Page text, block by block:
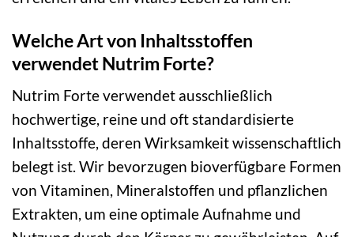
Welche Art von Inhaltsstoffen
verwendet Nutrim Forte?
Nutrim Forte verwendet ausschließlich
hochwertige, reine und oft standardisierte
Inhaltsstoffe, deren Wirksamkeit wissenschaftlich
belegt ist. Wir bevorzugen bioverfügbare Formen
von Vitaminen, Mineralstoffen und pflanzlichen
Extrakten, um eine optimale Aufnahme und